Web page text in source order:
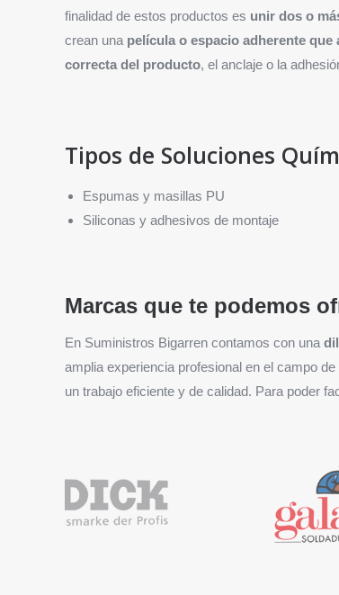
finalidad de estos productos es unir dos o
crean una película o espacio adherente que
correcta del producto, el anclaje o la
Tipos de Soluciones
Espumas y masillas PU
Siliconas y adhesivos de montaje
Marcas que te podemos
En Suministros Bigarren contamos con una
amplia experiencia profesional en el campo de
un trabajo eficiente y de calidad. Para poder